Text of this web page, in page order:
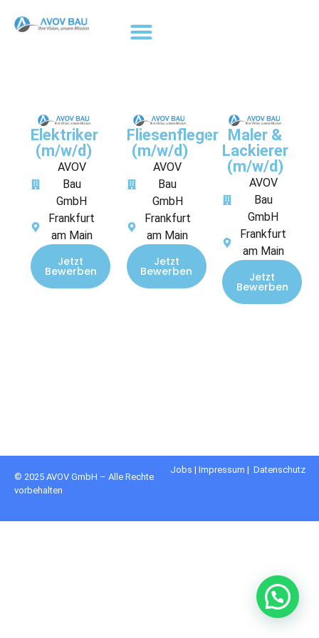
Elektriker
(m/w/d)
AVOV
Bau
GmbH
Frankfurt
am Main
Jetzt
Bewerben
Fliesenfleger
(m/w/d)
AVOV
Bau
GmbH
Frankfurt
am Main
Jetzt
Bewerben
Maler &
Lackierer
(m/w/d)
AVOV
Bau
GmbH
Frankfurt
am Main
Jetzt
Bewerben
© 2025 AVOV GmbH – Alle Rechte
vorbehalten
Jobs | Impressum | Datenschutz